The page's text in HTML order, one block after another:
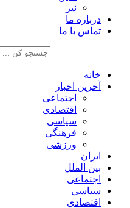
نیر
درباره ما
تماس با ما
خانه
آخرین اخبار
اجتماعی
اقتصادی
سیاسی
فرهنگی
ورزشی
ایران
بین الملل
اجتماعی
سیاسی
اقتصادی